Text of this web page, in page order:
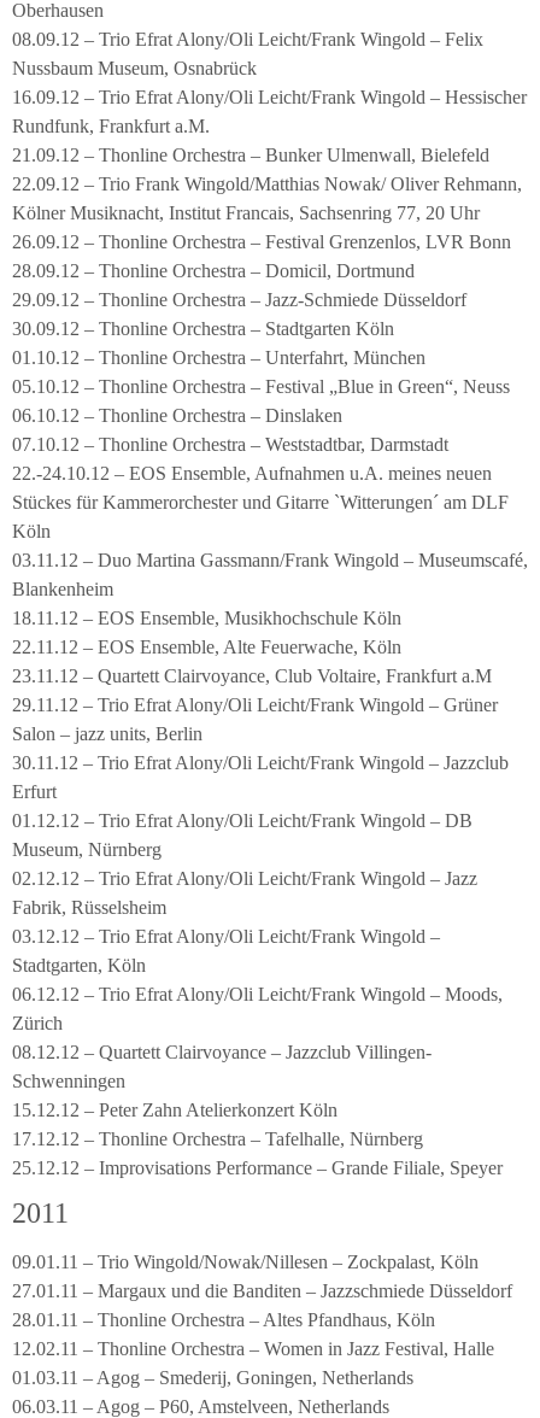
Oberhausen
08.09.12 – Trio Efrat Alony/Oli Leicht/Frank Wingold – Felix
Nussbaum Museum, Osnabrück
16.09.12 – Trio Efrat Alony/Oli Leicht/Frank Wingold – Hessischer
Rundfunk, Frankfurt a.M.
21.09.12 – Thonline Orchestra – Bunker Ulmenwall, Bielefeld
22.09.12 – Trio Frank Wingold/Matthias Nowak/ Oliver Rehmann,
Kölner Musiknacht, Institut Francais, Sachsenring 77, 20 Uhr
26.09.12 – Thonline Orchestra – Festival Grenzenlos, LVR Bonn
28.09.12 – Thonline Orchestra – Domicil, Dortmund
29.09.12 – Thonline Orchestra – Jazz-Schmiede Düsseldorf
30.09.12 – Thonline Orchestra – Stadtgarten Köln
01.10.12 – Thonline Orchestra – Unterfahrt, München
05.10.12 – Thonline Orchestra – Festival „Blue in Green“, Neuss
06.10.12 – Thonline Orchestra – Dinslaken
07.10.12 – Thonline Orchestra – Weststadtbar, Darmstadt
22.-24.10.12 – EOS Ensemble, Aufnahmen u.A. meines neuen
Stückes für Kammerorchester und Gitarre `Witterungen´ am DLF
Köln
03.11.12 – Duo Martina Gassmann/Frank Wingold – Museumscafé,
Blankenheim
18.11.12 – EOS Ensemble, Musikhochschule Köln
22.11.12 – EOS Ensemble, Alte Feuerwache, Köln
23.11.12 – Quartett Clairvoyance, Club Voltaire, Frankfurt a.M
29.11.12 – Trio Efrat Alony/Oli Leicht/Frank Wingold – Grüner
Salon – jazz units, Berlin
30.11.12 – Trio Efrat Alony/Oli Leicht/Frank Wingold – Jazzclub
Erfurt
01.12.12 – Trio Efrat Alony/Oli Leicht/Frank Wingold – DB
Museum, Nürnberg
02.12.12 – Trio Efrat Alony/Oli Leicht/Frank Wingold – Jazz
Fabrik, Rüsselsheim
03.12.12 – Trio Efrat Alony/Oli Leicht/Frank Wingold –
Stadtgarten, Köln
06.12.12 – Trio Efrat Alony/Oli Leicht/Frank Wingold – Moods,
Zürich
08.12.12 – Quartett Clairvoyance – Jazzclub Villingen-
Schwenningen
15.12.12 – Peter Zahn Atelierkonzert Köln
17.12.12 – Thonline Orchestra – Tafelhalle, Nürnberg
25.12.12 – Improvisations Performance – Grande Filiale, Speyer
2011
09.01.11 – Trio Wingold/Nowak/Nillesen – Zockpalast, Köln
27.01.11 – Margaux und die Banditen – Jazzschmiede Düsseldorf
28.01.11 – Thonline Orchestra – Altes Pfandhaus, Köln
12.02.11 – Thonline Orchestra – Women in Jazz Festival, Halle
01.03.11 – Agog – Smederij, Goningen, Netherlands
06.03.11 – Agog – P60, Amstelveen, Netherlands